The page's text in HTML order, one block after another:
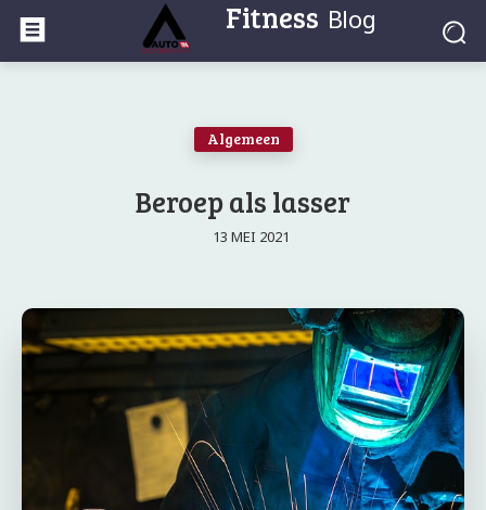
Fitness Blog
Algemeen
Beroep als lasser
13 MEI 2021